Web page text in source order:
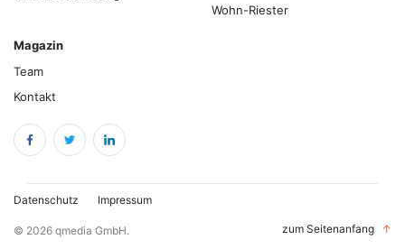
Wohn-Riester
Magazin
Team
Kontakt
© 2026 qmedia GmbH.
Datenschutz Impressum
zum Seitenanfang ↑